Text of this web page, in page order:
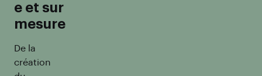
e et sur
mesure
De la
création